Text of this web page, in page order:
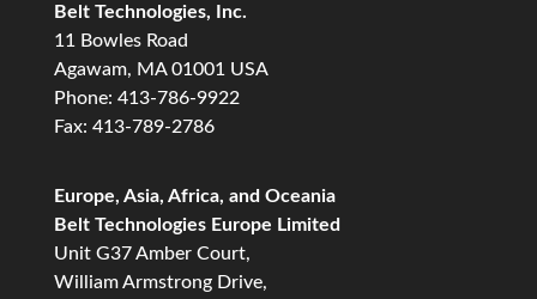
Belt Technologies, Inc.
11 Bowles Road
Agawam, MA 01001 USA
Phone: 413-786-9922
Fax: 413-789-2786
Europe, Asia, Africa, and Oceania
Belt Technologies Europe Limited
Unit G37 Amber Court,
William Armstrong Drive,